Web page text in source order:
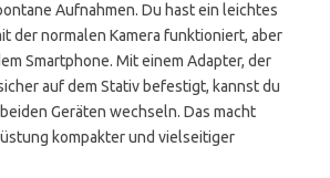
Aufnahmen. Du hast ein leichtes
der normalen Kamera funktioniert, aber
Smartphone. Mit einem Adapter, der
auf dem Stativ befestigt, kannst du
Geräten wechseln. Das macht
kompakter und vielseitiger